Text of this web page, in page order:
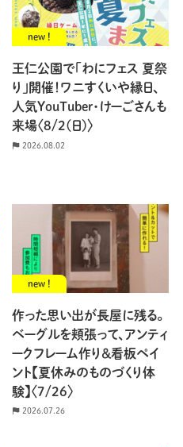
new !
王仁公園で「わにフェス 夏祭
り」開催！ワニすくいや縁日、
人気YouTuber・けーごさんも
来場〈8/2(日)〉
2026.08.02
new !
作った思い出が長屋に残る。
ベーグルを頬張って、アンティ
ークフレーム作り＆看板ペイ
ント【夏休みのものづくり体
験】〈7/26〉
2026.07.26